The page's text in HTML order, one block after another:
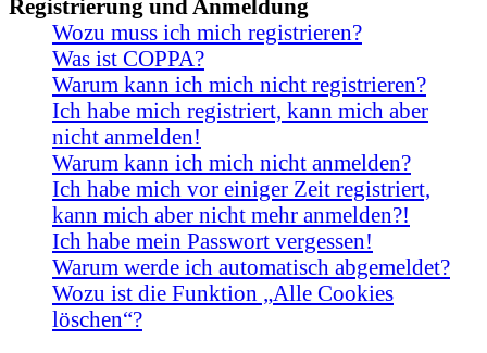
Registrierung und Anmeldung
Wozu muss ich mich registrieren?
Was ist COPPA?
Warum kann ich mich nicht registrieren?
Ich habe mich registriert, kann mich aber
nicht anmelden!
Warum kann ich mich nicht anmelden?
Ich habe mich vor einiger Zeit registriert,
kann mich aber nicht mehr anmelden?!
Ich habe mein Passwort vergessen!
Warum werde ich automatisch abgemeldet?
Wozu ist die Funktion „Alle Cookies
löschen“?